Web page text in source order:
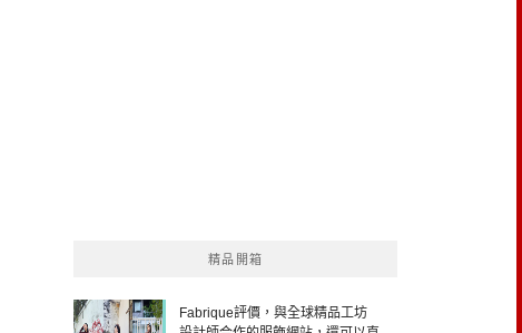
精品開箱
Fabrique評價，與全球精品工坊